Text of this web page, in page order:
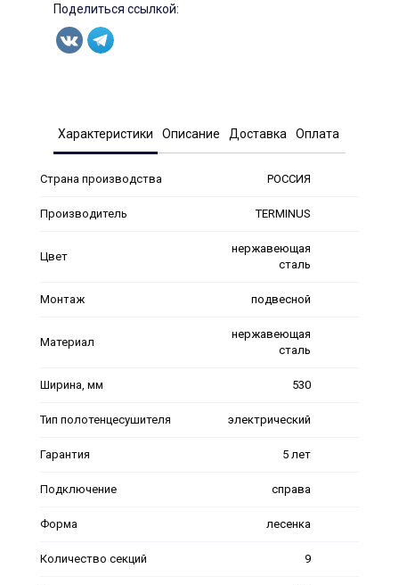
Поделиться ссылкой:
Характеристики Описание Доставка Оплата
Страна производства РОССИЯ
Производитель TERMINUS
Цвет
нержавеющая
сталь
Монтаж подвесной
Материал
нержавеющая
сталь
Ширина, мм 530
Тип полотенцесушителя электрический
Гарантия 5 лет
Подключение справа
Форма лесенка
Количество секций 9